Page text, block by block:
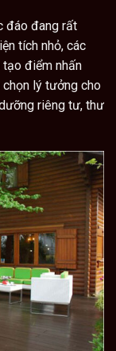
đáo đang rất
tích nhỏ, các
điểm nhấn
lý tưởng cho
riêng tư, thư